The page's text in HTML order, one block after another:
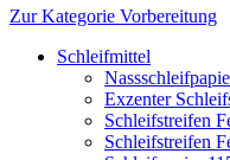
Zur Kategorie Vorbereitung
Schleifmittel
Exzenter
Schleifstreifen
Schleifstreifen